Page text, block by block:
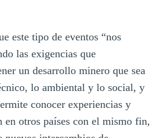
este tipo de eventos “nos
las exigencias que
un desarrollo minero que sea
lo ambiental y lo social, y
conocer experiencias y
en otros países con el mismo fin,